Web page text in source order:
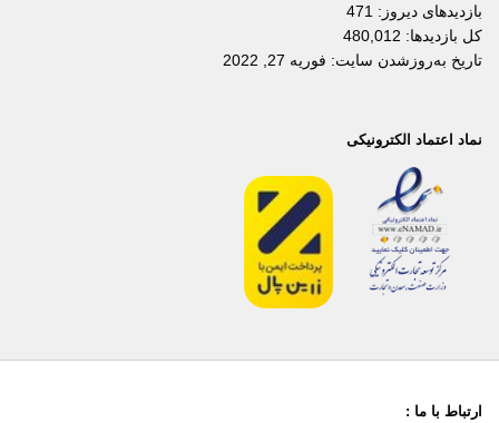
بازدیدهای دیروز: 471
کل بازدیدها: 480,012
تاریخ به‌روزشدن سایت: فوریه 27, 2022
نماد اعتماد الکترونیکی
ارتباط با ما :